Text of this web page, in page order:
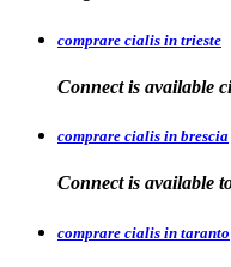
comprare cialis in trieste
Connect is available
comprare cialis in brescia
Connect is available
comprare cialis in taranto